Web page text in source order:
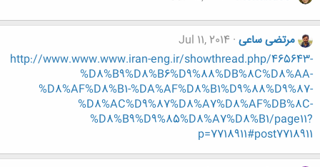
مرتضی ساعی Jul 11, 2014
http://www.www.www.iran-eng.ir/showthread.php/465643-
%D8%B9%D8%B6%D9%88%DB%8C%D8%AA-
%D8%AF%D8%B1-%DA%AF%D8%B1%D9%88%D9%87-
%D8%AC%D9%87%D8%A7%D8%AF%DB%8C-
%D8%B9%D9%85%D8%A7%D8%B1/page11?
p=7718911#post7718911